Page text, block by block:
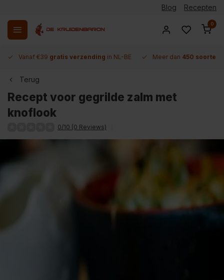
Blog Recepten
0
Vanaf €39 gratis verzending in NL-BE Meer dan 450 soorten
Terug
Recept voor gegrilde zalm met
knoflook
0/10 (0 Reviews)